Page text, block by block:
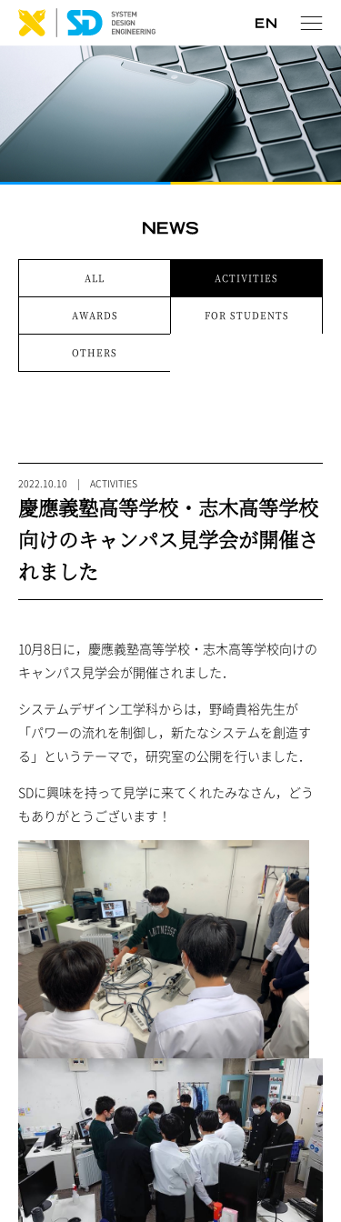
ALL ACTIVITIES
AWARDS FOR STUDENTS
OTHERS
2022.10.10 | ACTIVITIES
慶應義塾高等学校・志木高等学校
向けのキャンパス見学会が開催さ
れました
10月8日に，慶應義塾高等学校・志木高等学校向けの
キャンパス見学会が開催されました．
システムデザイン工学科からは，野崎貴裕先生が
「パワーの流れを制御し，新たなシステムを創造す
る」というテーマで，研究室の公開を行いました．
SDに興味を持って見学に来てくれたみなさん，どう
もありがとうございます！